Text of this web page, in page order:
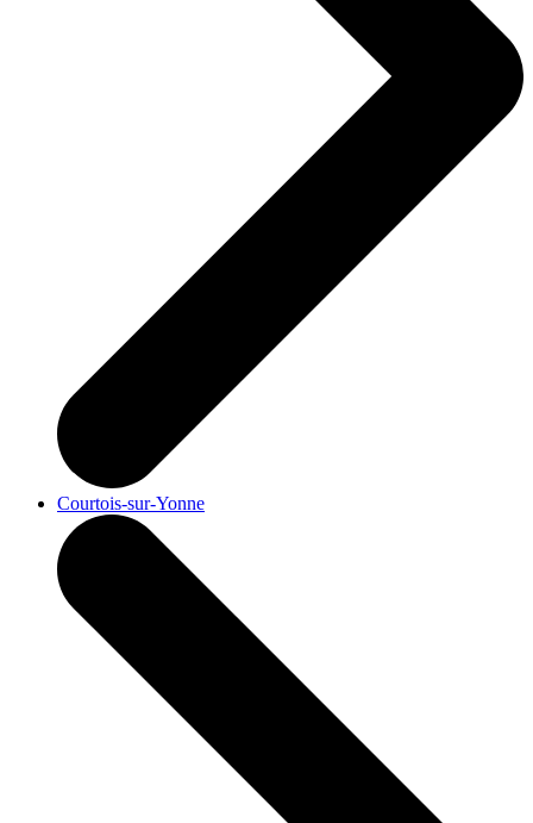
Courtois-sur-Yonne